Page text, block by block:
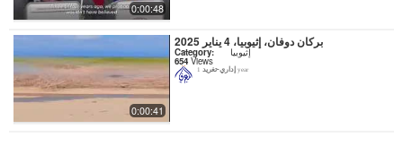
0:00:48
0:00:41
بركان دوفان، إثيوبيا، 4 يناير 2025
Category: إثيوبيا
654 Views
إداري-تغريد 1 year